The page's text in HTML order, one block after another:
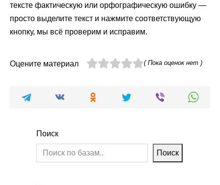
тексте фактическую или орфографическую ошибку —
просто выделите текст и нажмите соответствующую
кнопку, мы всё проверим и исправим.
Оцените материал ( Пока оценок нет )
Поиск
Поиск